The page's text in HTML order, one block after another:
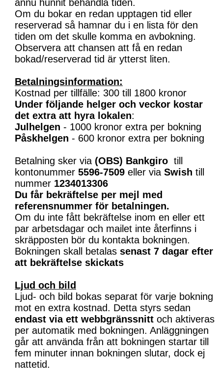
ännu hunnit behandla tiden.
Om du bokar en redan upptagen tid eller
reserverad så hamnar du i en lista för den
tiden om det skulle komma en avbokning.
Observera att chansen att få en redan
bokad/reserverad tid är ytterst liten.
Betalningsinformation:
Kostnad per tillfälle: 300 till 1800 kronor
Under följande helger och veckor kostar
det extra att hyra lokalen:
Julhelgen - 1000 kronor extra per bokning
Påskhelgen - 600 kronor extra per bokning
Betalning sker via (OBS) Bankgiro till
kontonummer 5596-7509 eller via Swish till
nummer 1234013306
Du får bekräftelse per mejl med
referensnummer för betalningen.
Om du inte fått bekräftelse inom en eller ett
par arbetsdagar och mailet inte återfinns i
skräpposten bör du kontakta bokningen.
Bokningen skall betalas senast 7 dagar efter
att bekräftelse skickats
Ljud och bild
Ljud- och bild bokas separat för varje bokning
mot en extra kostnad. Detta styrs sedan
endast via ett webbgränssnitt och aktiveras
per automatik med bokningen. Anläggningen
går att använda från att bokningen startar till
fem minuter innan bokningen slutar, dock ej
nattetid.